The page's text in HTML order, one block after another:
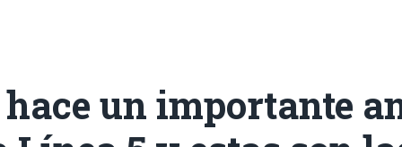
un importante